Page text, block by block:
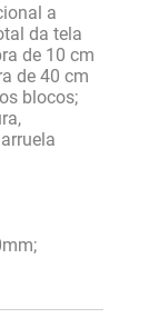
a
da tela
de 10 cm
de 40 cm
blocos;